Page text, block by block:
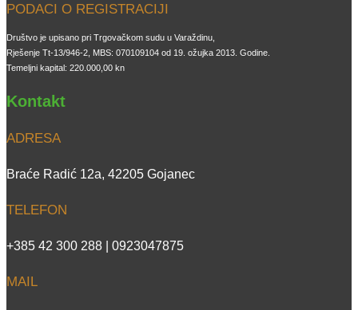
PODACI O REGISTRACIJI
Društvo je upisano pri Trgovačkom sudu u Varaždinu,
Rješenje Tt-13/946-2, MBS: 070109104 od 19. ožujka 2013. Godine.
Temeljni kapital: 220.000,00 kn
Kontakt
ADRESA
Braće Radić 12a, 42205 Gojanec
TELEFON
+385 42 300 288 | 0923047875
MAIL